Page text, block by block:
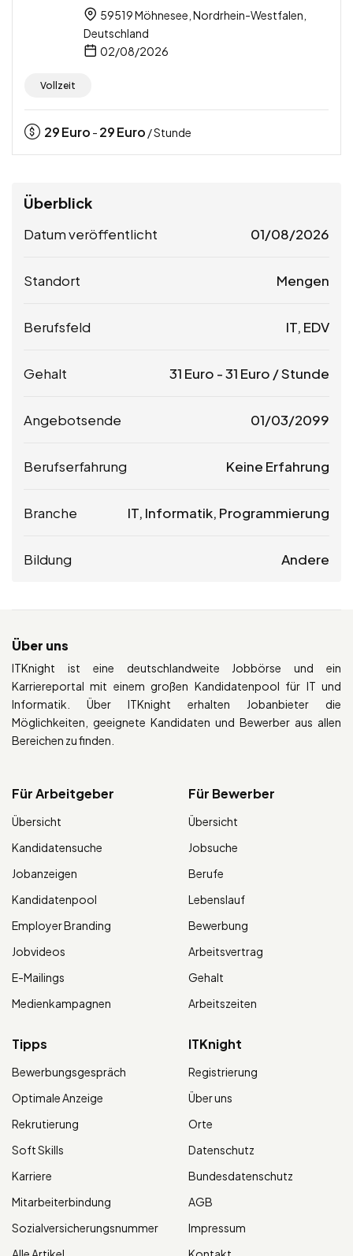
59519 Möhnesee, Nordrhein-Westfalen,
Deutschland
02/08/2026
Vollzeit
29Euro - 29Euro / Stunde
Überblick
Datum veröffentlicht 01/08/2026
Standort Mengen
Berufsfeld IT, EDV
Gehalt 31 Euro -31 Euro / Stunde
Angebotsende 01/03/2099
Berufserfahrung Keine Erfahrung
Branche IT, Informatik, Programmierung
Bildung Andere
Über uns
ITKnight ist eine deutschlandweite Jobbörse und ein
Karriereportal mit einem großen Kandidatenpool für IT und
Informatik. Über ITKnight erhalten Jobanbieter die
Möglichkeiten, geeignete Kandidaten und Bewerber aus allen
Bereichen zu finden.
Für Arbeitgeber
Übersicht
Kandidatensuche
Jobanzeigen
Kandidatenpool
Employer Branding
Jobvideos
E-Mailings
Medienkampagnen
Für Bewerber
Übersicht
Jobsuche
Berufe
Lebenslauf
Bewerbung
Arbeitsvertrag
Gehalt
Arbeitszeiten
Tipps
Bewerbungsgespräch
Optimale Anzeige
Rekrutierung
Soft Skills
Karriere
Mitarbeiterbindung
Sozialversicherungsnummer
ITKnight
Registrierung
Über uns
Orte
Datenschutz
Bundesdatenschutz
AGB
Impressum